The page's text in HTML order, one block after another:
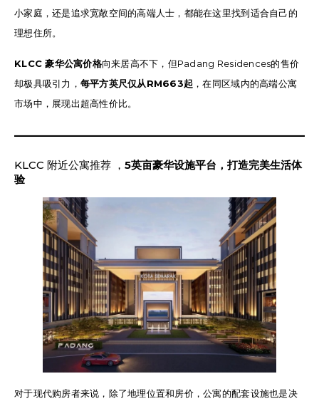
小家庭，还是追求宽敞空间的高端人士，都能在这里找到适合自己的
理想住所。
KLCC 豪华公寓价格向来居高不下，但Padang Residences的售价
却极具吸引力， 每平方英尺仅从RM663起 ，在同区域内的高端公寓
市场中，展现出超高性价比。
KLCC 附近公寓推荐 ， 5英亩豪华设施平台，打造完美生活体
验
对于现代购房者来说，除了地理位置和房价，公寓的配套设施也是决